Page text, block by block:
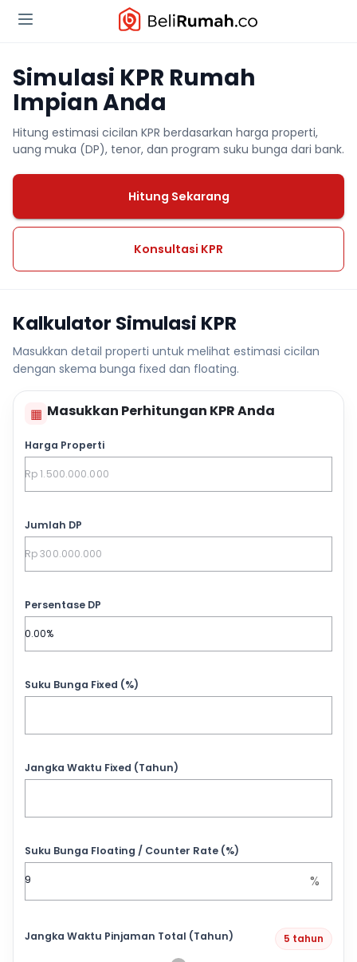
Simulasi KPR Rumah
Impian Anda
Hitung estimasi cicilan KPR berdasarkan harga properti,
uang muka (DP), tenor, dan program suku bunga dari bank.
Hitung Sekarang
Konsultasi KPR
Kalkulator Simulasi KPR
Masukkan detail properti untuk melihat estimasi cicilan
dengan skema bunga fixed dan floating.
▦ Masukkan Perhitungan KPR Anda
Harga Properti
Jumlah DP
Persentase DP
Suku Bunga Fixed (%)
Jangka Waktu Fixed (Tahun)
Suku Bunga Floating / Counter Rate (%)
%
Jangka Waktu Pinjaman Total (Tahun) 5 tahun